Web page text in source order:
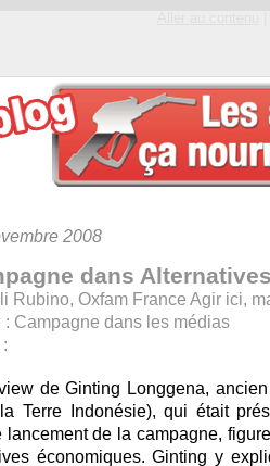
2008
dans
Rubino, Oxfam France Agir ici,
: Campagne dans les médias
de Ginting Longgena,
Terre Indonésie), qui était
lancement de la campagne,
économiques. Ginting y